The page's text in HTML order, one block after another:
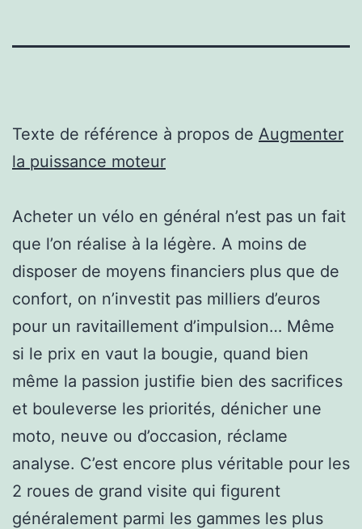
Texte de référence à propos de Augmenter
la puissance moteur
Acheter un vélo en général n’est pas un fait
que l’on réalise à la légère. A moins de
disposer de moyens financiers plus que de
confort, on n’investit pas milliers d’euros
pour un ravitaillement d’impulsion… Même
si le prix en vaut la bougie, quand bien
même la passion justifie bien des sacrifices
et bouleverse les priorités, dénicher une
moto, neuve ou d’occasion, réclame
analyse. C’est encore plus véritable pour les
2 roues de grand visite qui figurent
généralement parmi les gammes les plus